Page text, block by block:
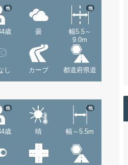
歳
他
曇
幅5.5～
9.0m
他
し カーブ 都道府県道
歳
他
晴 幅～5.5m
他